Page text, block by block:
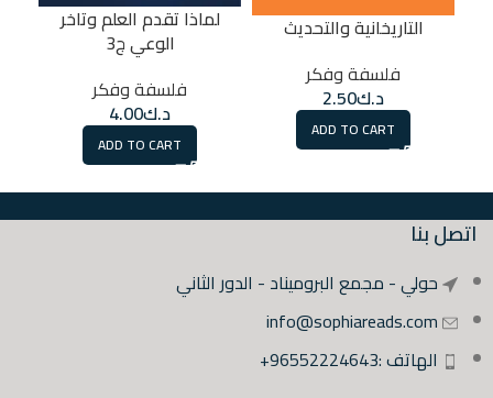
التاريخانية والتحديث
فلسفة وفكر
د.ك2.50
ADD TO CART
لماذا تقدم العلم وتاخر
الوعي ج3
فلسفة وفكر
د.ك4.00
ADD TO CART
اتصل بنا
حولي - مجمع البروميناد - الدور الثاني
info@sophiareads.com
الهاتف :96552224643+